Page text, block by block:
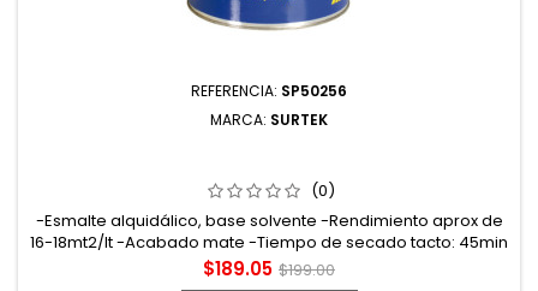
REFERENCIA: SP50256
MARCA: SURTEK
(0)
-Esmalte alquidálico, base solvente -Rendimiento aprox de
16-18mt2/lt -Acabado mate -Tiempo de secado tacto: 45min
curado: 7días 80%
Precio
$189.05 Precio
$199.00